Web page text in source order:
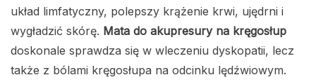
układ limfatyczny, polepszy krążenie krwi, ujędrni i
wygładzić skórę. Mata do akupresury na kręgosłup
doskonale sprawdza się w wleczeniu dyskopatii, lecz
także z bólami kręgosłupa na odcinku lędźwiowym.